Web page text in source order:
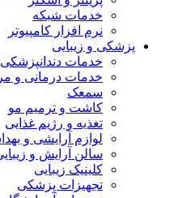
خدمات شبکه
نرم افزار کامپیوتر
پزشکی و زیبایی
خدمات دندانپزشکی
خدمات درمانی و مراقبتی
سمعک
کاشت و ترمیم مو
تغذیه و رژیم غذایی
لوازم آرایشی و بهداشتی
سالن آرایش و زیبایی
کلینیک زیبایی
تجهیزات پزشکی